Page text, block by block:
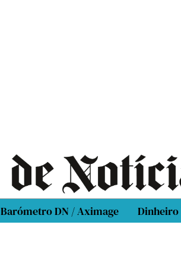
Barómetro DN / Aximage Dinheiro